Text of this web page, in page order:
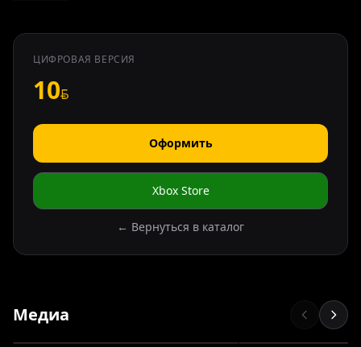
ЦИФРОВАЯ ВЕРСИЯ
10
Оформить
Xbox Store
← Вернуться в каталог
Медиа